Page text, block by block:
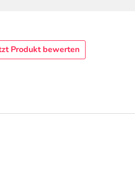
Produkt bewerten